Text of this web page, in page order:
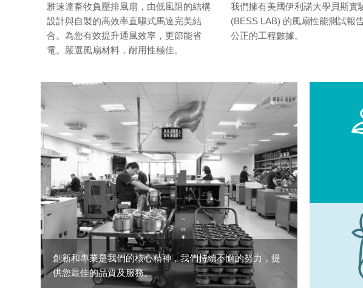
雅速達畜牧負壓排風扇，由低風阻的結構
設計與自製的高效率直驅式馬達完美結
合。為您有效提升通風效率，更節能省
電。嚴選風扇材料，耐用性極佳。
我們擁有美國伊利諾大學貝斯實
(BESS LAB) 的風扇性能測試報
公正的工程數據。
創新和專業是我們的核心精神，我們持續不懈的努力，提
供您最佳的品質及服務。